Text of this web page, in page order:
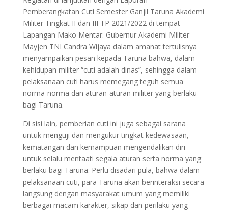
Pemberangkatan Cuti Semester Ganjil Taruna Akademi
Militer Tingkat II dan III TP 2021/2022 di tempat
Lapangan Mako Mentar. Gubernur Akademi Militer
Mayjen TNI Candra Wijaya dalam amanat tertulisnya
menyampaikan pesan kepada Taruna bahwa, dalam
kehidupan militer “cuti adalah dinas”, sehingga dalam
pelaksanaan cuti harus memegang teguh semua
norma-norma dan aturan-aturan militer yang berlaku
bagi Taruna.
Di sisi lain, pemberian cuti ini juga sebagai sarana
untuk menguji dan mengukur tingkat kedewasaan,
kematangan dan kemampuan mengendalikan diri
untuk selalu mentaati segala aturan serta norma yang
berlaku bagi Taruna. Perlu disadari pula, bahwa dalam
pelaksanaan cuti, para Taruna akan berinteraksi secara
langsung dengan masyarakat umum yang memiliki
berbagai macam karakter, sikap dan perilaku yang